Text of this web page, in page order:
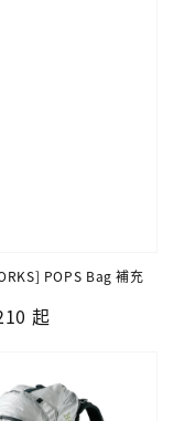
POPS Bag 補充
起